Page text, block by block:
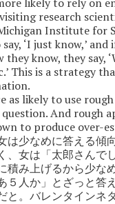
research
Institute for
‘I just know,’ and
know, they say,
This is a strategy
as likely to use
And rough
to produce over-
は少なめに答える傾
、女は「太郎さんで
積み上げるから少な
５人か」とざっと答
と。バレンタインネタ